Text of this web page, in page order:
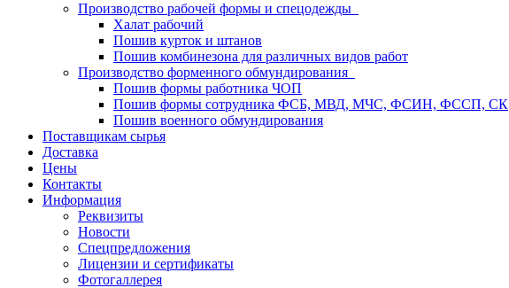
Производство рабочей формы и спецодежды
Халат рабочий
Пошив курток и штанов
Пошив комбинезона для различных видов работ
Производство форменного обмундирования
Пошив формы работника ЧОП
Пошив формы сотрудника ФСБ, МВД, МЧС, ФСИН, ФССП, СК
Пошив военного обмундирования
Поставщикам сырья
Доставка
Цены
Контакты
Информация
Реквизиты
Новости
Спецпредложения
Лицензии и сертификаты
Фотогаллерея